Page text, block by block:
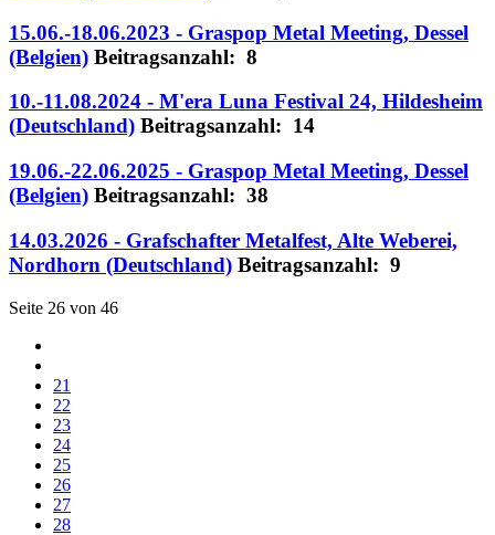
15.06.-18.06.2023 - Graspop Metal Meeting, Dessel
(Belgien) Beitragsanzahl: 8
10.-11.08.2024 - M'era Luna Festival 24, Hildesheim
(Deutschland) Beitragsanzahl: 14
19.06.-22.06.2025 - Graspop Metal Meeting, Dessel
(Belgien) Beitragsanzahl: 38
14.03.2026 - Grafschafter Metalfest, Alte Weberei,
Nordhorn (Deutschland) Beitragsanzahl: 9
Seite 26 von 46
21
22
23
24
25
26
27
28